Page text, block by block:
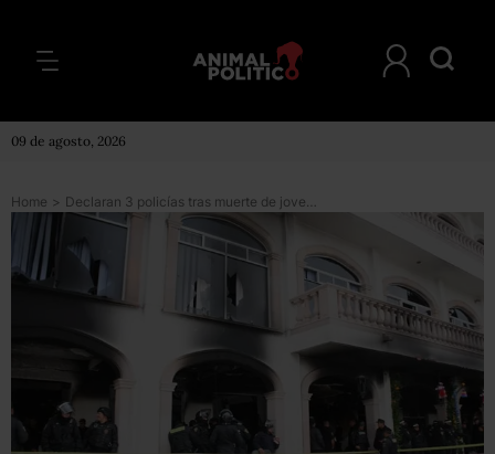
09 de agosto, 2026
Home > Declaran 3 policías tras muerte de joven y disturbios en Huehuetoca